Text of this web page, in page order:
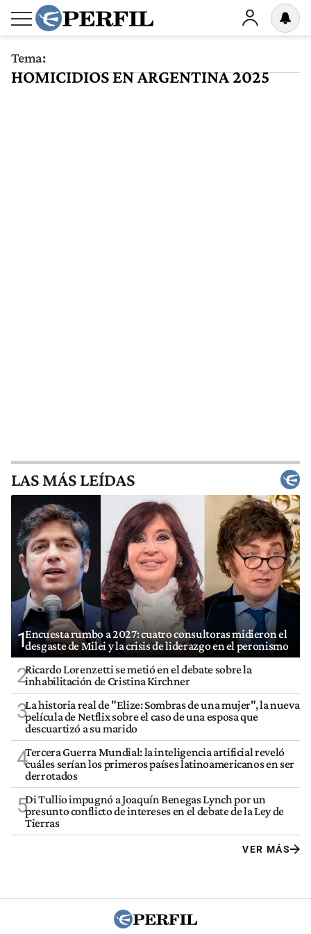
Tema:
HOMICIDIOS EN ARGENTINA 2025
LAS MÁS LEÍDAS
1Encuesta rumbo a 2027: cuatro consultoras midieron el
desgaste de Milei y la crisis de liderazgo en el peronismo
2Ricardo Lorenzetti se metió en el debate sobre la
inhabilitación de Cristina Kirchner
3La historia real de "Elize: Sombras de una mujer", la nueva
película de Netflix sobre el caso de una esposa que
descuartizó a su marido
4Tercera Guerra Mundial: la inteligencia artificial reveló
cuáles serían los primeros países latinoamericanos en ser
derrotados
5Di Tullio impugnó a Joaquín Benegas Lynch por un
presunto conflicto de intereses en el debate de la Ley de
Tierras
VER MÁS